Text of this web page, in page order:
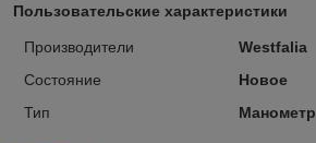
Пользовательские характеристики
Производители
Westfalia
Состояние
Новое
Тип
Манометр